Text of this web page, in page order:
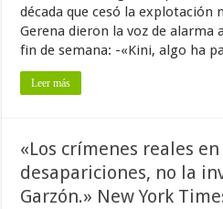
década que cesó la explotación
Gerena dieron la voz de alarma
fin de semana: -«Kini, algo ha
Leer más
«Los crímenes reales
desapariciones, no la
Garzón.» New York